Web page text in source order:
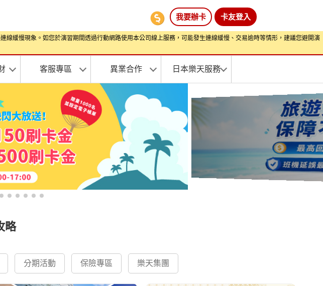
卡友登入
我要辦卡
緩慢現象。如您於演習期間透過行動網路使用本公司線上服務，可能發生連線緩慢、交易逾時等情形，建議您避開演
客服專區 異業合作 日本樂天服務
略
分期活動 保險專區 樂天集團